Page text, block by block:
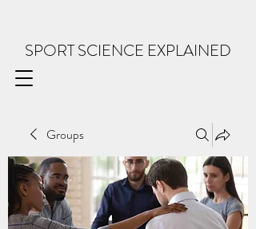
SPORT SCIENCE EXPLAINED
Groups